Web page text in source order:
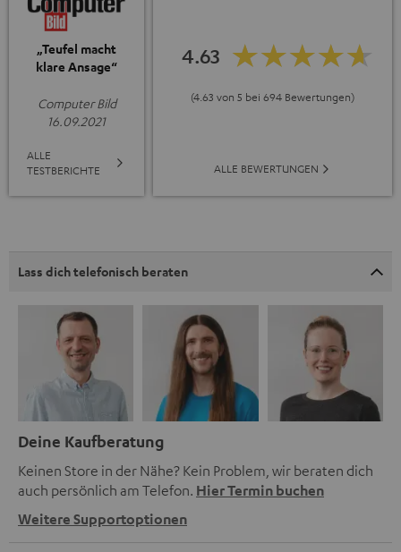
„Teufel macht
klare Ansage“
Computer Bild
16.09.2021
ALLE
TESTBERICHTE
4.63
(4.63 von 5 bei 694 Bewertungen)
ALLE BEWERTUNGEN
Lass dich telefonisch beraten
Deine Kaufberatung
Keinen Store in der Nähe? Kein Problem, wir beraten dich
auch persönlich am Telefon. Hier Termin buchen
Weitere Supportoptionen